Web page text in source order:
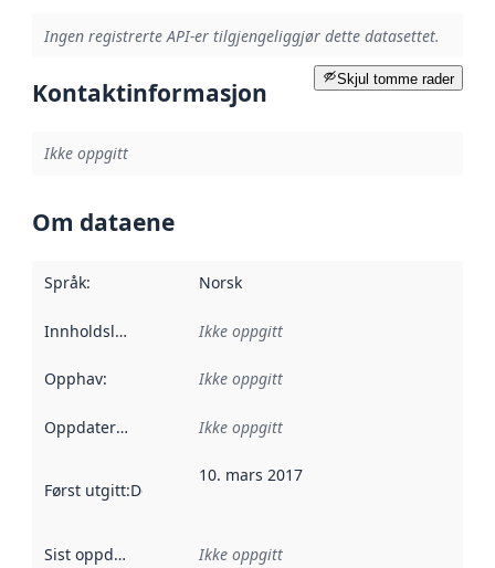
Ingen registrerte API-er tilgjengeliggjør dette datasettet.
Skjul tomme rader
Kontaktinformasjon
Ikke oppgitt
Om dataene
Språk: Norsk
Innholdsleverandører :
Ikke oppgitt
Opphav: Ikke oppgitt
Oppdateringsfrekvens :
Ikke oppgitt
Først utgitt:Denne datoen sier når dataene i dette
10. mars 2017
Sist oppdatert Ikke oppgitt